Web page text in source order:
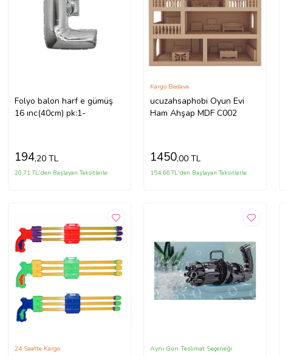
Folyo balon harf e gümüş
16 ınc(40cm) pk:1-
194,20 TL
20,71 TL'den Başlayan Taksitlerle
ucuzahsaphobi Oyun Evi
Ham Ahşap MDF C002
Kargo Bedava
1450,00 TL
154,66 TL'den Başlayan Taksitlerle
24 Saatte Kargo Aynı Gün Teslimat Seçeneği